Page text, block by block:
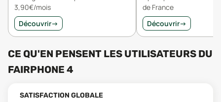
3,90€/mois
Découvrir→
de France
Découvrir→
CE QU'EN PENSENT LES UTILISATEURS DU
FAIRPHONE 4
SATISFACTION GLOBALE